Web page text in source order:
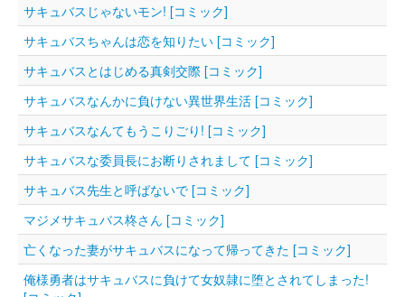
サキュバスじゃないモン! [コミック]
サキュバスちゃんは恋を知りたい [コミック]
サキュバスとはじめる真剣交際 [コミック]
サキュバスなんかに負けない異世界生活 [コミック]
サキュバスなんてもうこりごり! [コミック]
サキュバスな委員長にお断りされまして [コミック]
サキュバス先生と呼ばないで [コミック]
マジメサキュバス柊さん [コミック]
亡くなった妻がサキュバスになって帰ってきた [コミック]
俺様勇者はサキュバスに負けて女奴隷に堕とされてしまった!